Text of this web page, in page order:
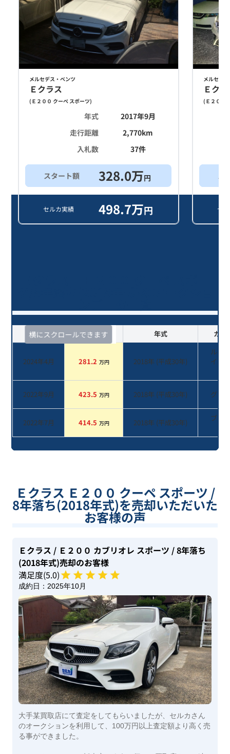
メルセデス・ベンツ
Ｅクラス
( Ｅ２００ クーペ スポーツ)
年式
2017年9月
走行距離
2,770km
入札数
37件
スタート額 328.0万円
セルカ実績 498.7万円
メルセデ
Ｅク
( Ｅ２００
セ
横にスクロールできます
査定時期 セルカ実績 年式 カラ
2024年4月 281.2 万円 2018年 (平成30年)
ルビ
イト
2022年9月 423.5 万円 2018年 (平成30年) グレー
2022年7月 414.5 万円 2018年 (平成30年)
ブラ
Ｅクラス Ｅ２００ クーペ スポーツ /
8年落ち(2018年式)を売却いただいた
お客様の声
Ｅクラス / Ｅ２００ カブリオレ スポーツ / 8年落ち
(2018年式)売却のお客様
満足度(5.0)
成約日： 2025年10月
大手某買取店にて査定をしてもらいましたが、セルカさん
のオークションを利用して、100万円以上査定額より高く売
る事ができました。